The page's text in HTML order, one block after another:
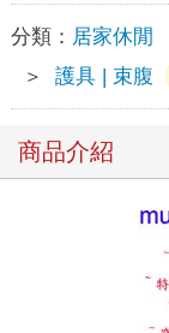
分類： 居家休閒
＞
護具 | 束腹
商品介紹